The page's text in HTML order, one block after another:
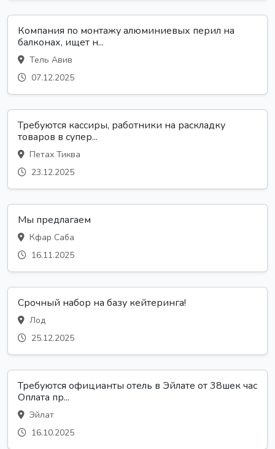
Компания по монтажу алюминиевых перил на
балконах, ищет н...
Тель Авив
07.12.2025
Требуются кассиры, работники на раскладку
товаров в супер...
Петах Тиква
23.12.2025
Мы предлагаем
Кфар Саба
16.11.2025
Срочный набор на базу кейтеринга!
Лод
25.12.2025
Требуются официанты отель в Эйлате от 38шек час
Оплата пр...
Эйлат
16.10.2025